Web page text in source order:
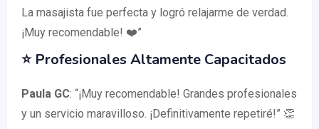
La masajista fue perfecta y logró relajarme de verdad.
¡Muy recomendable! ❤️”
⭐ Profesionales Altamente Capacitados
Paula GC: “¡Muy recomendable! Grandes profesionales
y un servicio maravilloso. ¡Definitivamente repetiré!” 👏